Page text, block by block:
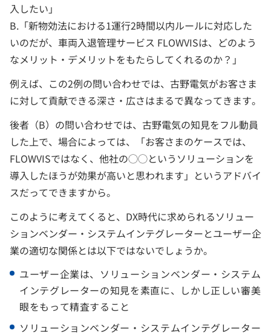
入したい」
B.「新物効法における1運行2時間以内ルールに対応した
いのだが、車両入退管理サービス FLOWVISは、どのよう
なメリット・デメリットをもたらしてくれるのか？」
例えば、この2例の問い合わせでは、古野電気がお客さま
に対して貢献できる深さ・広さはまるで異なってきます。
後者（B）の問い合わせでは、古野電気の知見をフル動員
した上で、場合によっては、「お客さまのケースでは、
FLOWVISではなく、他社の◯◯というソリューションを
導入したほうが効果が高いと思われます」というアドバイ
スだってできますから。
このように考えてくると、DX時代に求められるソリュー
ションベンダー・システムインテグレーターとユーザー企
業の適切な関係とは以下ではないでしょうか。
ユーザー企業は、ソリューションベンダー・システム
インテグレーターの知見を素直に、しかし正しい審美
眼をもって精査すること
ソリューションベンダー・システムインテグレーター